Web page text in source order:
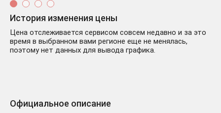
История изменения цены
Цена отслеживается сервисом совсем недавно и за это
время в выбранном вами регионе еще не менялась,
поэтому нет данных для вывода графика.
Официальное описание